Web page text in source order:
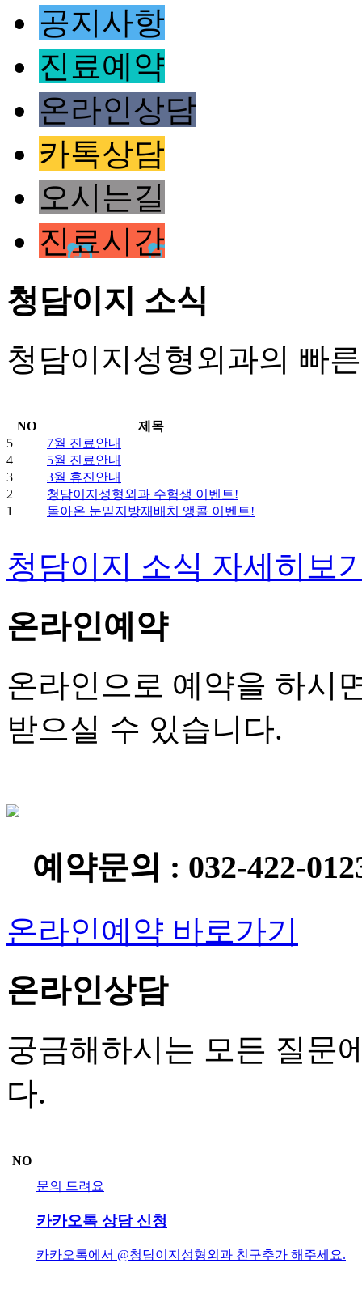
공지사항
진료예약
온라인상담
카톡상담
오시는길
진료시간
청담이지 소식
청담이지성형외과의 빠
NO
제목
5
7월 진료안내
4
5월 진료안내
3
3월 휴진안내
2
청담이지성형외과 수험생 이벤트!
1
돌아온 눈밑지방재배치 앵콜 이벤트!
청담이지 소식 자세히보
온라인예약
온라인으로 예약을 하시
받으실 수 있습니다.
예약문의 : 032-422-
온라인예약 바로가기
온라인상담
궁금해하시는 모든 질문
다.
NO
문의 드려요
카카오톡 상담 신청
카카오톡에서 @청담이지성형외과 친구추가 해주세요.